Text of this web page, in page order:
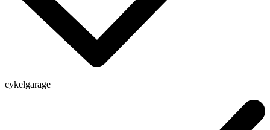
cykelgarage